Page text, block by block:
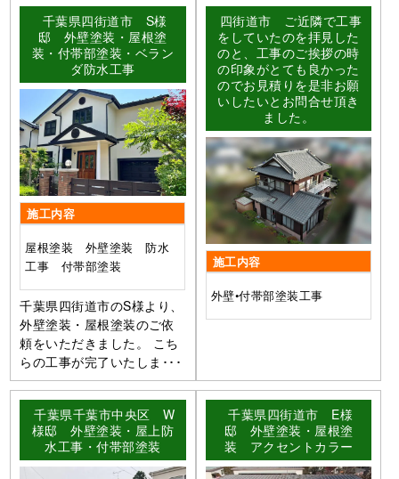
千葉県四街道市 S様
邸 外壁塗装・屋根塗
装・付帯部塗装・ベラン
ダ防水工事
施工内容
屋根塗装 外壁塗装 防水
工事 付帯部塗装
千葉県四街道市のS様より、
外壁塗装・屋根塗装のご依
頼をいただきました。 こち
らの工事が完了いたしま･･･
四街道市 ご近隣で工事
をしていたのを拝見した
のと、工事のご挨拶の時
の印象がとても良かった
のでお見積りを是非お願
いしたいとお問合せ頂き
ました。
施工内容
外壁•付帯部塗装工事
千葉県千葉市中央区 W
様邸 外壁塗装・屋上防
水工事・付帯部塗装
千葉県四街道市 E様
邸 外壁塗装・屋根塗
装 アクセントカラー